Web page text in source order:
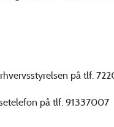
på tlf.
på tlf. 91337007